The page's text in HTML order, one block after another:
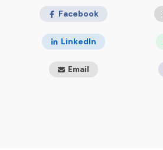
Facebook
LinkedIn
Email